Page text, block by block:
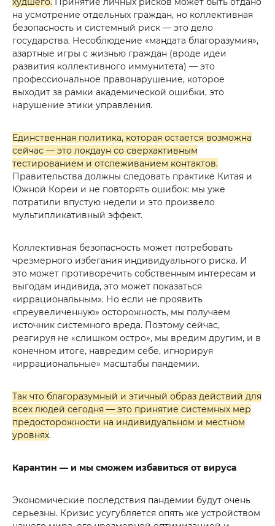
на усмотрение отдельных граждан, но коллективная
безопасность и системный риск — это дело
государства. Несоблюдение «мандата благоразумия»,
азартные игры с жизнью граждан (вроде идеи
развития коллективного иммунитета) — это
профессиональное правонарушение, которое
выходит за рамки академической ошибки, это
нарушение этики управления.
Единственная политика, которая остается возможна
сейчас — это локдаун со сверхактивным
тестированием и отслеживанием контактов.
Правительства должны следовать практике Китая и
Южной Кореи и не повторять ошибок: мы уже
потратили впустую недели и это произвело
мультипликативный эффект.
Коллективная безопасность может потребовать
чрезмерного избегания индивидуального риска. И
это может противоречить собственным интересам и
выгодам индивида, это может показаться
«иррациональным». Но если не проявить
«преувеличенную» осторожность, мы получаем
источник системного вреда. Поэтому сейчас,
реагируя не «слишком остро», мы вредим другим, и в
конечном итоге, навредим себе, игнорируя
«иррациональные» масштабы пандемии.
Так что благоразумный и этичный образ действий для
всех людей сегодня — это принятие системных мер
предосторожности на индивидуальном и местном
уровнях.
Карантин — и мы сможем избавиться от вируса
Экономические последствия пандемии будут очень
серьезны. Кризис усугубляется опять же устройством